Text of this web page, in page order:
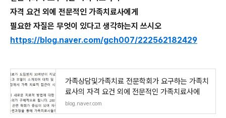
자격 요건 외에 전문적인 가족치료사에게
필요한 자질은 무엇이 있다고 생각하는지 쓰시오
https://blog.naver.com/gch007/222562182429
가족상담및가족치료 전문학회가 요구하는 가족치
료사의 자격 요건 외에 전문적인 가족치료사에
blog.naver.com